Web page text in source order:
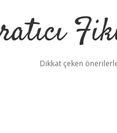
Dikkat çeken